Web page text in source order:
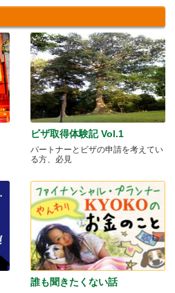
ビザ取得体験記 Vol.1
パートナーとビザの申請を考えてい
る方、必見
誰も聞きたくない話